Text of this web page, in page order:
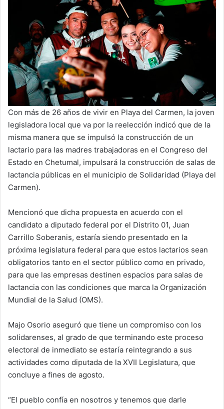
Con más de 26 años de vivir en Playa del Carmen, la joven
legisladora local que va por la reelección indicó que de la
misma manera que se impulsó la construcción de un
lactario para las madres trabajadoras en el Congreso del
Estado en Chetumal, impulsará la construcción de salas de
lactancia públicas en el municipio de Solidaridad (Playa del
Carmen).
Mencionó que dicha propuesta en acuerdo con el
candidato a diputado federal por el Distrito 01, Juan
Carrillo Soberanis, estaría siendo presentado en la
próxima legislatura federal para que estos lactarios sean
obligatorios tanto en el sector público como en privado,
para que las empresas destinen espacios para salas de
lactancia con las condiciones que marca la Organización
Mundial de la Salud (OMS).
Majo Osorio aseguró que tiene un compromiso con los
solidarenses, al grado de que terminando este proceso
electoral de inmediato se estaría reintegrando a sus
actividades como diputada de la XVII Legislatura, que
concluye a fines de agosto.
“El pueblo confía en nosotros y tenemos que darle